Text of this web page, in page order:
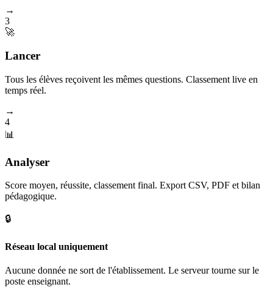
→
3
🚀
Lancer
Tous les élèves reçoivent les mêmes questions. Classement live en
temps réel.
→
4
📊
Analyser
Score moyen, réussite, classement final. Export CSV, PDF et bilan
pédagogique.
🔒
Réseau local uniquement
Aucune donnée ne sort de l'établissement. Le serveur tourne sur le
poste enseignant.